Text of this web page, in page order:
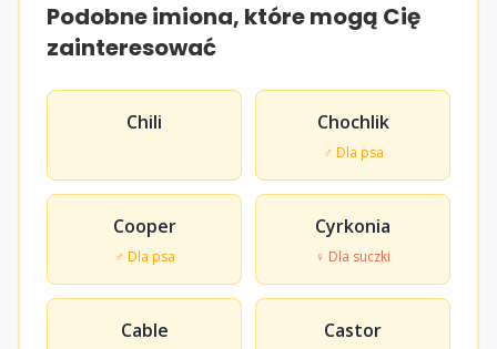
Podobne imiona, które mogą Cię
zainteresować
Chili Chochlik
♂ Dla psa
Cooper
♂ Dla psa
Cyrkonia
♀ Dla suczki
Cable Castor